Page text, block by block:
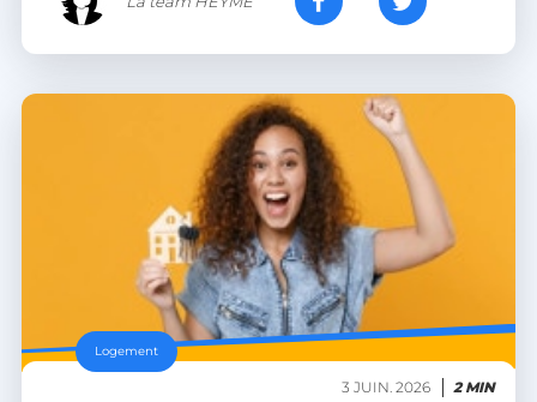
3 JUIN. 2026 2 MIN
Logement
.heyme.care
VISITOR_PRIVACY_METADATA
.youtube.com